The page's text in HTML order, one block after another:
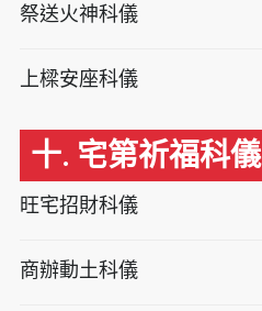
祭送火神科儀
上樑安座科儀
十. 宅第祈福科儀
旺宅招財科儀
商辦動土科儀